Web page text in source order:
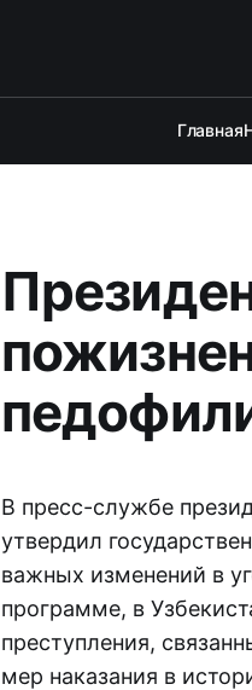
Главная
В пресс-службе
утвердил
важных изменений в
программе, в
преступления,
мер наказания в